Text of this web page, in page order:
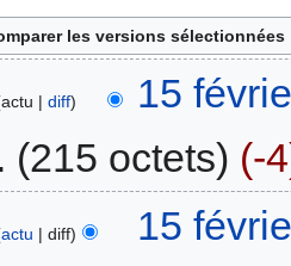
actu diff
15
215 octets
-4
actu diff
15